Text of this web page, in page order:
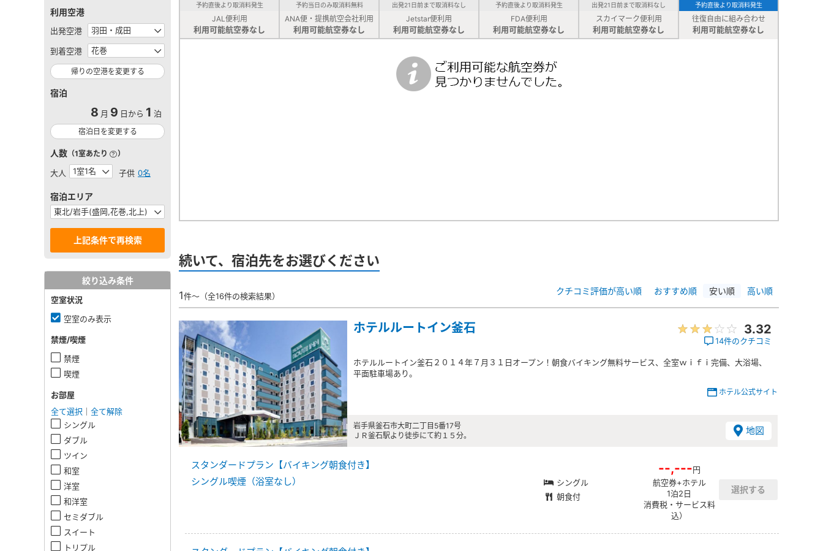
利用空港
出発空港
到着空港
帰りの空港を変更する
宿泊
8 月 9 日から 1 泊
宿泊日を変更する
人数 （1室あたり ）
大人 子供 0名
宿泊エリア
絞り込み条件
空室状況
空室のみ表示
禁煙/喫煙
禁煙
喫煙
お部屋
全て選択
全て解除
シングル
ダブル
ツイン
和室
洋室
和洋室
セミダブル
スイート
トリプル
予約直後より取消料発生
JAL便利用
利用可能航空券なし
予約当日のみ取消料無料
ANA便・提携航空会社利用
利用可能航空券なし
出発21日前まで取消料なし
Jetstar便利用
利用可能航空券なし
予約直後より取消料発生
FDA便利用
利用可能航空券なし
出発21日前まで取消料なし
スカイマーク便利用
利用可能航空券なし
予約直後より取消料発生
往復自由に組み合わせ
利用可能航空券なし
続いて、宿泊先をお選びください
1件～（全16件の検索結果） クチコミ評価が高い順 おすすめ順 安い順 高い順
ホテルルートイン釜石 3.32
14件のクチコミ
ホテルルートイン釜石２０１４年７月３１日オープン！朝食バイキング無料サービス、全室ｗｉｆｉ完備、大浴場、
平面駐車場あり。
ホテル公式サイト
岩手県釜石市大町二丁目5番17号
ＪＲ釜石駅より徒歩にて約１５分。
地図
スタンダードプラン【バイキング朝食付き】
シングル喫煙（浴室なし）
シングル
朝食付
--,---円
航空券+ホテル
1泊2日
消費税・サービス料
込）